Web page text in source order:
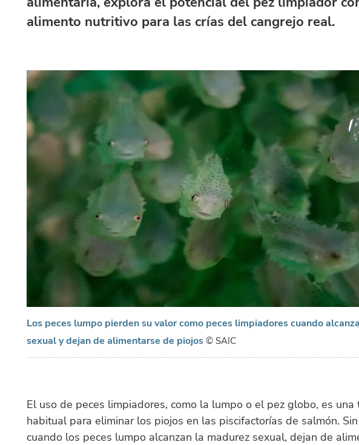
alimento nutritivo para las crías del cangrejo real.
Los peces lumpo pierden su valor como peces limpiadores cuando
sexual y dejan de alimentarse de piojos © SAIC
El uso de peces limpiadores, como la lumpo o el pez globo, es una
habitual para eliminar los piojos en las piscifactorías de salmón.
cuando los peces lumpo alcanzan la madurez sexual, dejan de